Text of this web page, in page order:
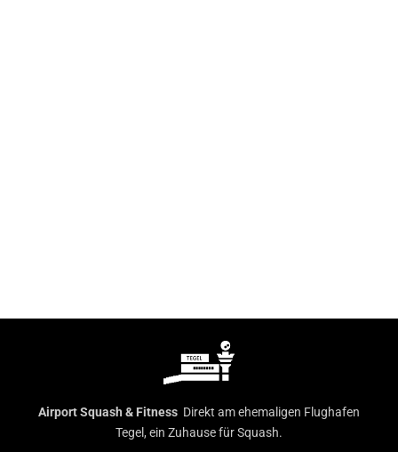
Airport Squash & Fitness Direkt am ehemaligen Flughafen
Tegel, ein Zuhause für Squash.